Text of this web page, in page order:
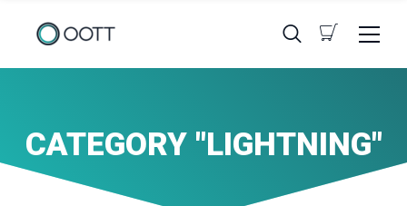
CATEGORY "LIGHTNING"